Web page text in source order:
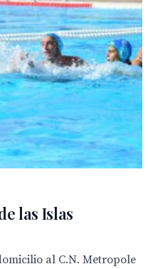
las Islas
al C.N. Metropole